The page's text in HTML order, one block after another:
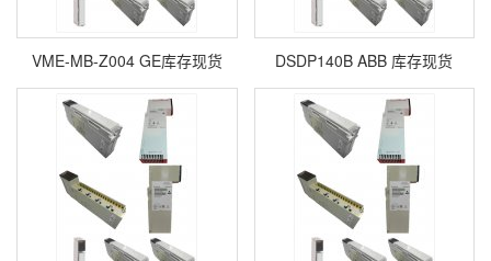
VME-MB-Z004 GE库存现货 DSDP140B ABB 库存现货